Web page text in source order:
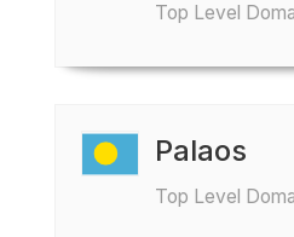
Top Level
Palaos
Top Level